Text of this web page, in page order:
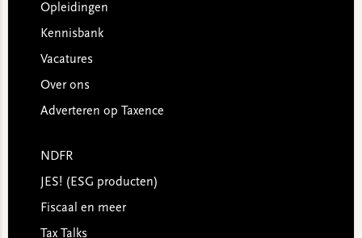
Opleidingen
Kennisbank
Vacatures
Over ons
Adverteren op Taxence
NDFR
JES! (ESG producten)
Fiscaal en meer
Tax Talks